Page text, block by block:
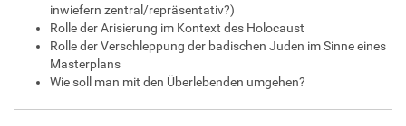
inwiefern zentral/repräsentativ?)
Rolle der Arisierung im Kontext des Holocaust
Rolle der Verschleppung der badischen Juden im Sinne eines
Masterplans
Wie soll man mit den Überlebenden umgehen?